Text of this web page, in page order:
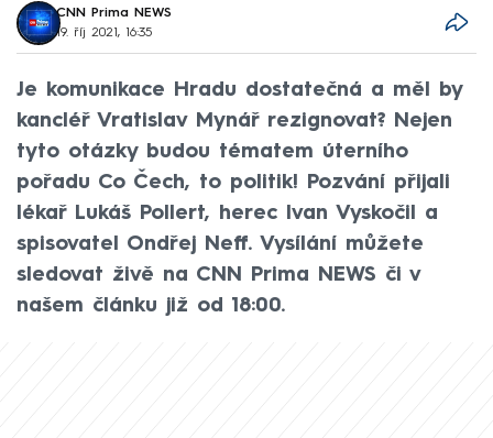
CNN Prima NEWS
19. říj 2021, 16:35
Je komunikace Hradu dostatečná a měl by
kancléř Vratislav Mynář rezignovat? Nejen
tyto otázky budou tématem úterního
pořadu Co Čech, to politik! Pozvání přijali
lékař Lukáš Pollert, herec Ivan Vyskočil a
spisovatel Ondřej Neff. Vysílání můžete
sledovat živě na CNN Prima NEWS či v
našem článku již od 18:00.